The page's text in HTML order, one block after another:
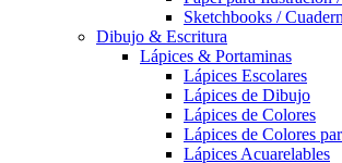
Sketchbooks /
Dibujo & Escritura
Lápices & Portaminas
Lápices Escolares
Lápices de Dibujo
Lápices de Colores
Lápices de Colores
Lápices Acuarelables